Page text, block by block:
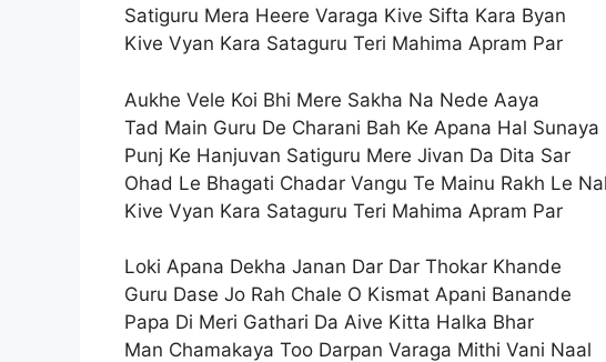
Satiguru Mera Heere Varaga Kive Sifta Kara Byan
Kive Vyan Kara Sataguru Teri Mahima Apram Par
Aukhe Vele Koi Bhi Mere Sakha Na Nede Aaya
Tad Main Guru De Charani Bah Ke Apana Hal Sunaya
Punj Ke Hanjuvan Satiguru Mere Jivan Da Dita Sar
Ohad Le Bhagati Chadar Vangu Te Mainu Rakh Le Nal
Kive Vyan Kara Sataguru Teri Mahima Apram Par
Loki Apana Dekha Janan Dar Dar Thokar Khande
Guru Dase Jo Rah Chale O Kismat Apani Banande
Papa Di Meri Gathari Da Aive Kitta Halka Bhar
Man Chamakaya Too Darpan Varaga Mithi Vani Naal